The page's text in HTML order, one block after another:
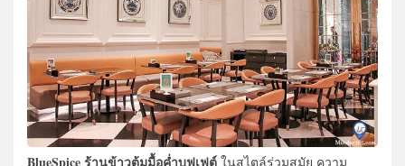
BlueSpice ร้านข้าวต้มมื้อค่ำบุฟเฟต์ ในสไตล์ร่วมสมัย ความ